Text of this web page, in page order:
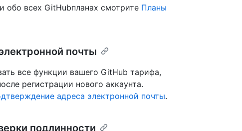
обо всех GitHubпланах смотрите Планы
почты
все функции вашего GitHub тарифа,
регистрации нового аккаунта.
адреса электронной почты.
подлинности